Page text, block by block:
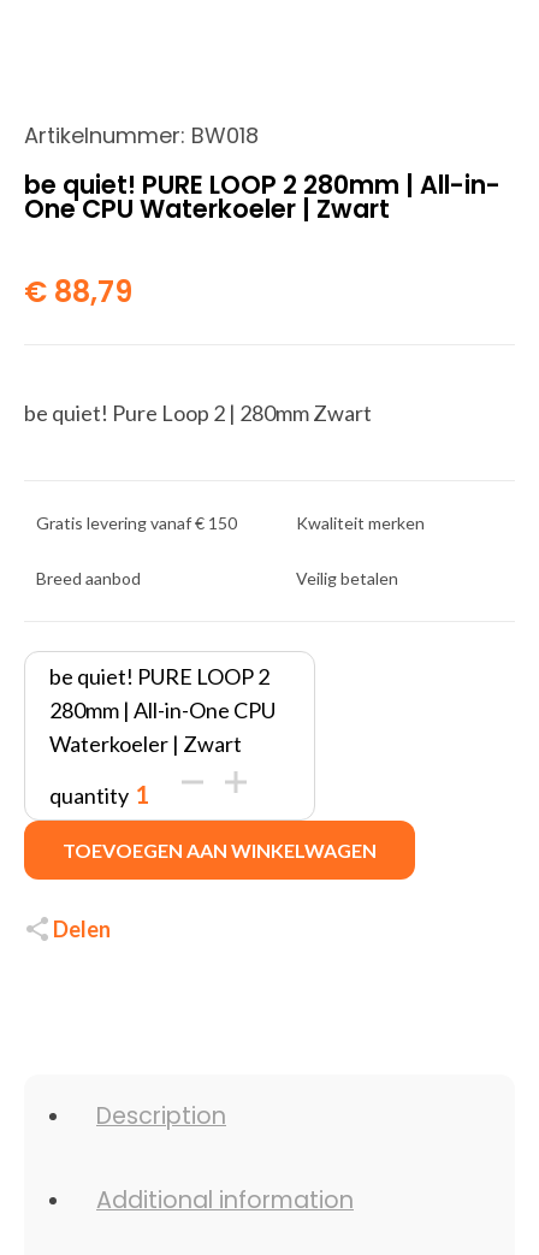
Artikelnummer: BW018
be quiet! PURE LOOP 2 280mm | All-in-
One CPU Waterkoeler | Zwart
€ 88,79
be quiet! Pure Loop 2 | 280mm Zwart
Gratis levering vanaf € 150 Kwaliteit merken
Breed aanbod Veilig betalen
be quiet! PURE LOOP 2
280mm | All-in-One CPU
Waterkoeler | Zwart
quantity
TOEVOEGEN AAN WINKELWAGEN
Delen
Description
Additional information